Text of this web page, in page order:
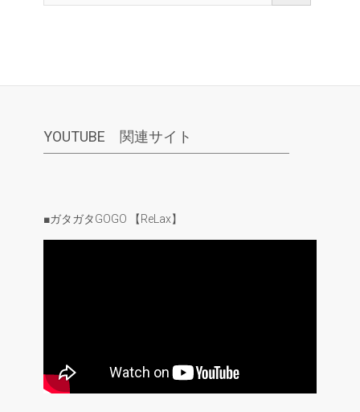
YOUTUBE 関連サイト
■ガタガタGOGO 【ReLax】